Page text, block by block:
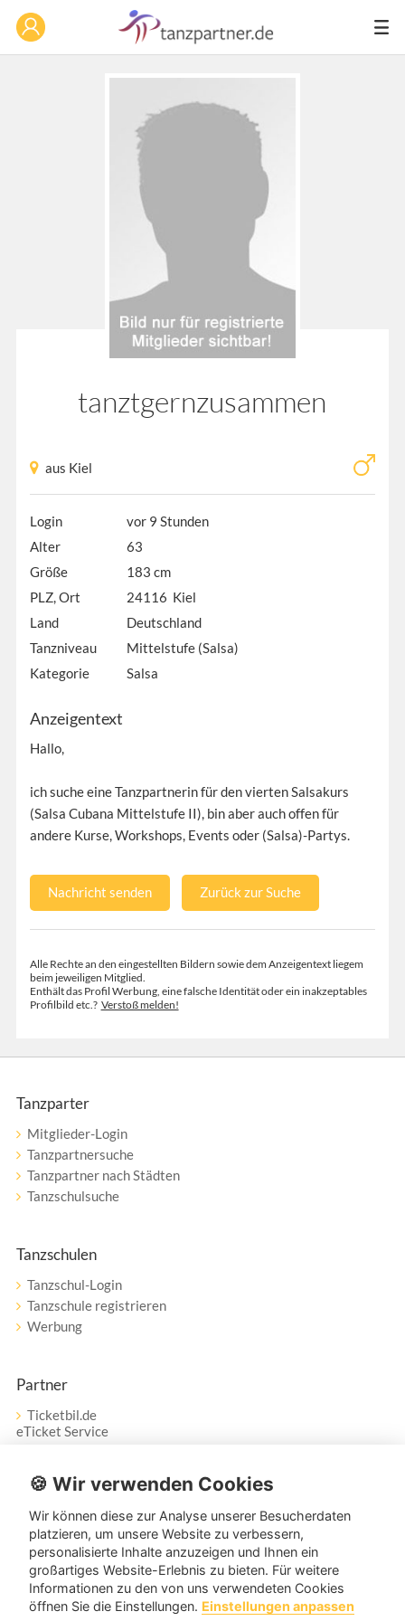
tanztgernzusammen
aus Kiel
Login
vor 9 Stunden
Alter
63
Größe
183 cm
PLZ, Ort
24116 Kiel
Land
Deutschland
Tanzniveau
Mittelstufe (Salsa)
Kategorie
Salsa
Anzeigentext
Hallo,
ich suche eine Tanzpartnerin für den vierten Salsakurs
(Salsa Cubana Mittelstufe II), bin aber auch offen für
andere Kurse, Workshops, Events oder (Salsa)-Partys.
Nachricht senden Zurück zur Suche
Alle Rechte an den eingestellten Bildern sowie dem Anzeigentext liegem
beim jeweiligen Mitglied.
Enthält das Profil Werbung, eine falsche Identität oder ein inakzeptables
Profilbild etc.? Verstoß melden!
Tanzparter
Mitglieder-Login
Tanzpartnersuche
Tanzpartner nach Städten
Tanzschulsuche
Tanzschulen
Tanzschul-Login
Tanzschule registrieren
Werbung
Partner
Ticketbil.de
eTicket Service
Vertrag widerrufen
Service
Unser Tanzpartner-Service hilft Ihnen bei Fragen und
Anregungen gerne weiter!
🍪 Wir verwenden Cookies
Wir können diese zur Analyse unserer Besucherdaten
platzieren, um unsere Website zu verbessern,
personalisierte Inhalte anzuzeigen und Ihnen ein
großartiges Website-Erlebnis zu bieten. Für weitere
Informationen zu den von uns verwendeten Cookies
öffnen Sie die Einstellungen. Einstellungen anpassen